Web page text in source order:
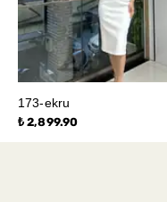
173-ekru
₺ 2,899.90